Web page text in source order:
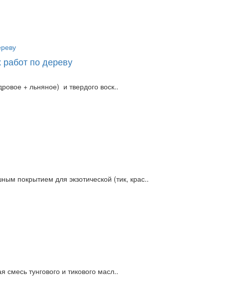
по дереву
+ льняное) и твердого воск..
покрытием для экзотической (тик, крас..
тунгового и тикового масл..